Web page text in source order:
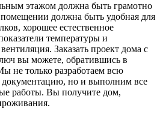
этажом должна быть грамотно
должна быть удобная для
хорошее естественное
температуры и
Заказать проект дома с
вы можете, обратившись в
только разработаем всю
но и выполним все
работы. Вы получите дом,